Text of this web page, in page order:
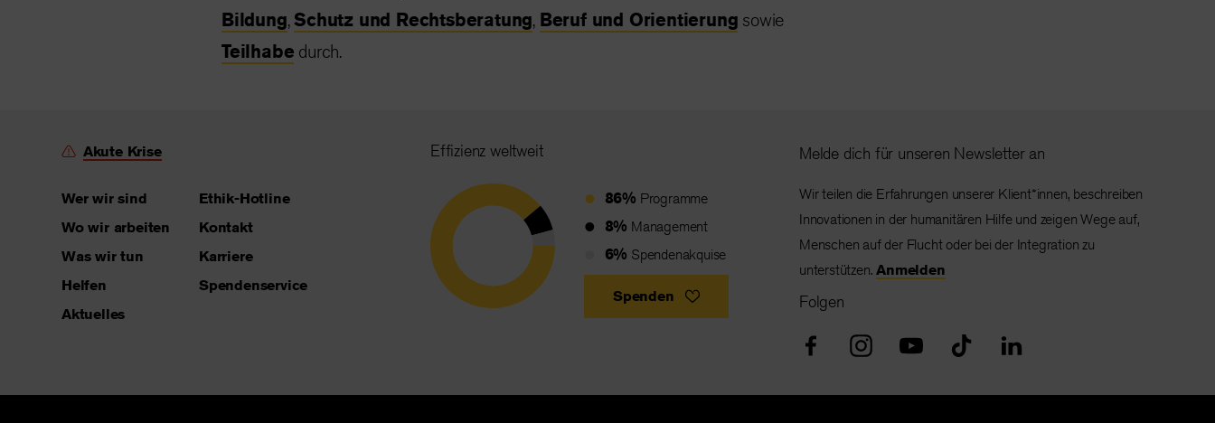
Bildung,Schutz und Rechtsberatung, Beruf und Orientierung sowie
Teilhabe durch.
Akute Krise
Wer wir sind
Wo wir arbeiten
Was wir tun
Helfen
Aktuelles
Ethik-Hotline
Kontakt
Karriere
Spendenservice
Effizienz weltweit
86% Programme
8% Management
6% Spendenakquise
Spenden
Melde dich für unseren Newsletter an
Wir teilen die Erfahrungen unserer Klient*innen, beschreiben
Innovationen in der humanitären Hilfe und zeigen Wege auf,
Menschen auf der Flucht oder bei der Integration zu
unterstützen.Anmelden
Folgen